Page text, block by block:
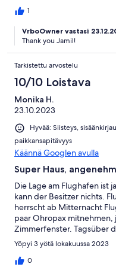
1
VrboOwner vastasi
Thank you Jamil!
Tarkistettu arvostelu
10/10 Loistava
Monika H.
23.10.2023
Hyvää: Siisteys,
paikkansapitävyys
Käännä Googlen avulla
Super Haus,
Die Lage am Flughafen ist
kann der Besitzer nichts.
herrscht ab Mitternacht
paar Ohropax
Zimmerfenster. Tagsüber
ist es draußen zu laut, ab
haben die vielen
wunderbar! Toplage in
Yöpyi 3 yötä lokakuussa 2023
0